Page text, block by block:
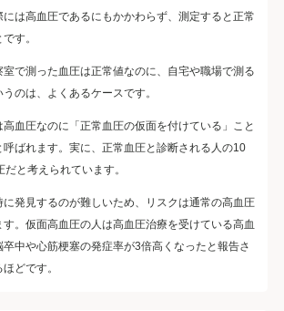
は高血圧であるにもかかわらず、測定すると正常
す。
で測った血圧は正常値なのに、自宅や職場で測る
のは、よくあるケースです。
血圧なのに「正常血圧の仮面を付けている」こと
ばれます。実に、正常血圧と診断される人の10
と考えられています。
発見するのが難しいため、リスクは通常の高血圧
。仮面高血圧の人は高血圧治療を受けている高血
中や心筋梗塞の発症率が3倍高くなったと報告さ
どです。